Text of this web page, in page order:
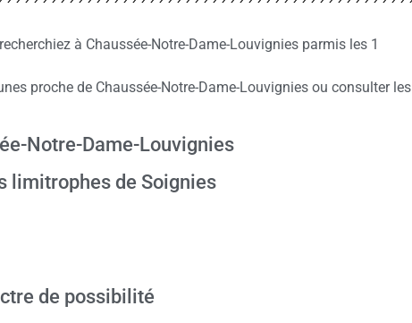
à Chaussée-Notre-Dame-Louvignies parmis les 1
proche de Chaussée-Notre-Dame-Louvignies ou consulter les
Notre-Dame-Louvignies
limitrophes de Soignies
de possibilité